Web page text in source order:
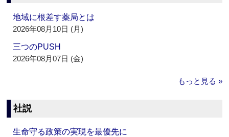
地域に根差す薬局とは
2026年08月10日 (月)
三つのPUSH
2026年08月07日 (金)
もっと見る »
社説
生命守る政策の実現を最優先に